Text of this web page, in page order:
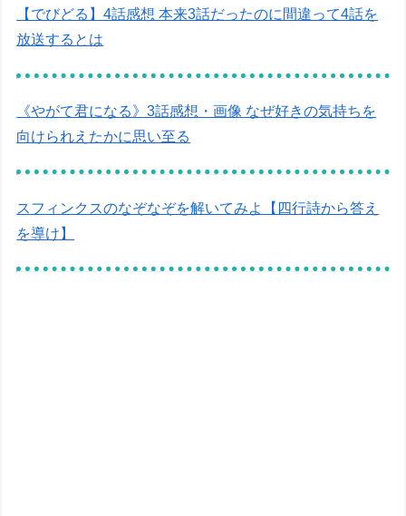
【でびどる】4話感想 本来3話だったのに間違って4話を
放送するとは
《やがて君になる》3話感想・画像 なぜ好きの気持ちを
向けられえたかに思い至る
スフィンクスのなぞなぞを解いてみよ【四行詩から答え
を導け】